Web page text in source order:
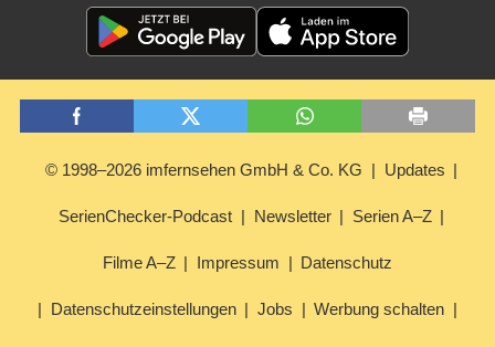
© 1998–2026 imfernsehen GmbH & Co. KG Updates
SerienChecker-Podcast Newsletter Serien A–Z
Filme A–Z Impressum Datenschutz
Datenschutzeinstellungen Jobs Werbung schalten